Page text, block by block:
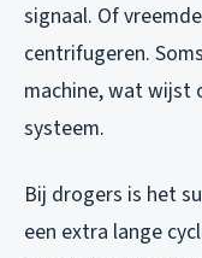
signaal. Of
centrifugeren.
machine, wat wijst
systeem.
Bij drogers is het
een extra lange